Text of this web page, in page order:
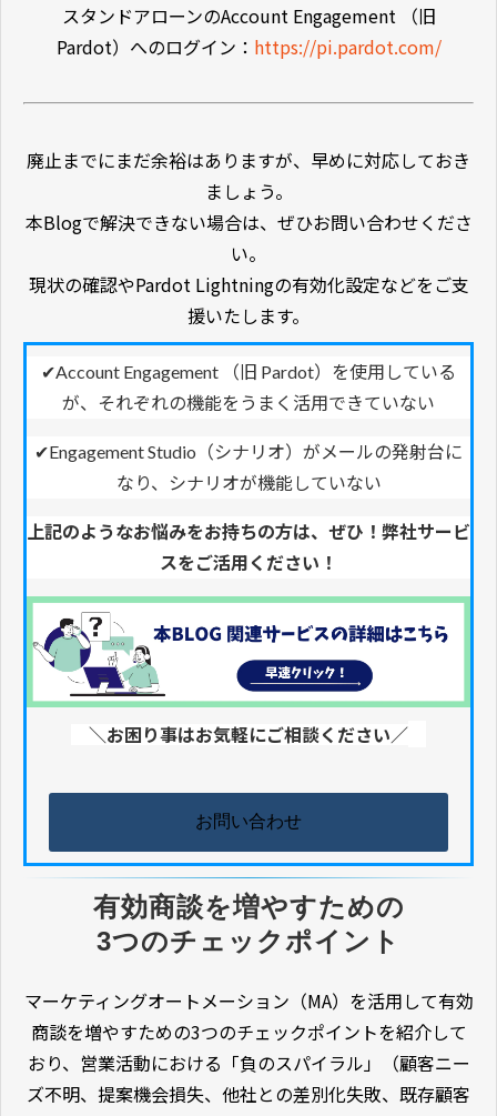
スタンドアローンのAccount Engagement （旧
Pardot）へのログイン： https://pi.pardot.com/
廃止までにまだ余裕はありますが、早めに対応しておき
ましょう。
本Blogで解決できない場合は、ぜひお問い合わせくださ
い。
現状の確認やPardot Lightningの有効化設定などをご支
援いたします。
✔Account Engagement （旧 Pardot）を使用している
が、それぞれの機能をうまく活用できていない
✔Engagement Studio（シナリオ）がメールの発射台に
なり、シナリオが機能していない
上記のようなお悩みをお持ちの方は、ぜひ！弊社サービ
スをご活用ください！
＼お困り事はお気軽にご相談ください／
お問い合わせ
有効商談を増やすための
3つのチェックポイント
マーケティングオートメーション（MA）を活用して有効
商談を増やすための3つのチェックポイントを紹介して
おり、営業活動における「負のスパイラル」（顧客ニー
ズ不明、提案機会損失、他社との差別化失敗、既存顧客